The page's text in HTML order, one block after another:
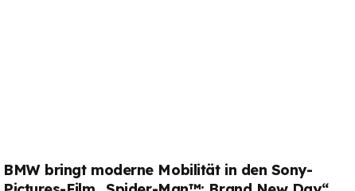
BMW bringt moderne Mobilität in den Sony-